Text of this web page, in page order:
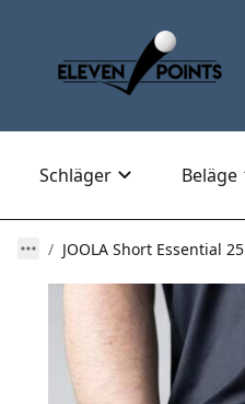
Schläger Beläge
JOOLA Short Essential 25